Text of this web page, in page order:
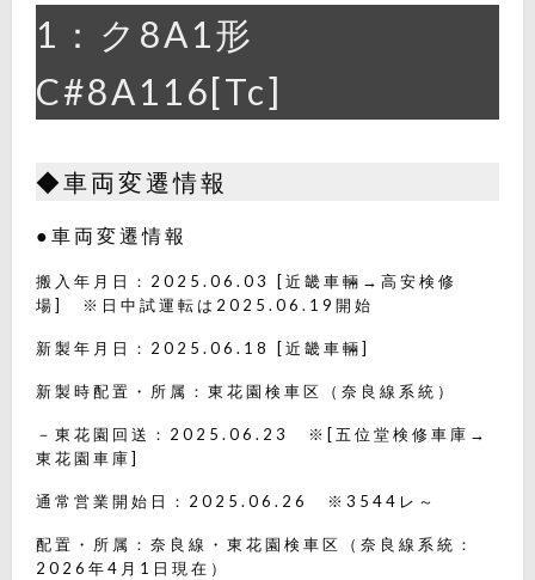
1：ク8A1形
C#8A116[Tc]
◆車両変遷情報
●車両変遷情報
搬入年月日：2025.06.03 [近畿車輛→高安検修
場] ※日中試運転は2025.06.19開始
新製年月日：2025.06.18 [近畿車輛]
新製時配置・所属：東花園検車区（奈良線系統）
－東花園回送：2025.06.23 ※[五位堂検修車庫→
東花園車庫]
通常営業開始日：2025.06.26 ※3544レ～
配置・所属：奈良線・東花園検車区（奈良線系統：
2026年4月1日現在）